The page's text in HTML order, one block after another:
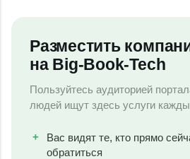
Разместить
на Big-Book-Tech
Пользуйтесь аудиторией
людей ищут здесь услуги
Вас видят те, кто прямо
обратиться